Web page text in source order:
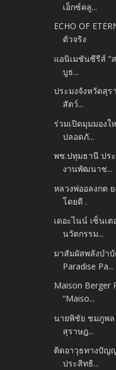
เอ็กซ์คลู...
ECHO OF
ตัวจริง
แอนิเมชันซีรีส์ “
บูธ...
ประมงจังหวัดสุ
สัตว์...
ร่วมเปิดมุมมองใ
ปลอดภั...
พช.ปทุมธานี ปร
งานพัฒนาช...
หลวงพ่ออลงกต
โดยดี .
เดอะไนน์ เซ็นเ
นวัตกรรม...
มาสัมผัสพลังบำ
Paradise Pa...
Maison Berger
“Maiso...
นายพิชัย ชมภูพ
สุราษฎ...
ติดอาวุธทางปัญญ
ประสิทธิ...